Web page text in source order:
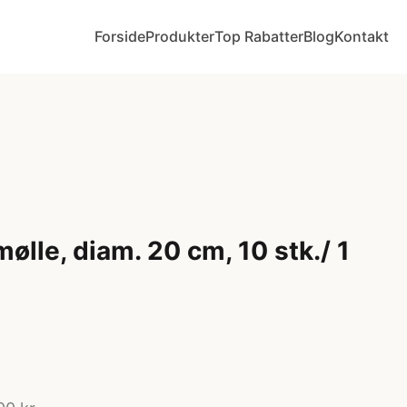
ForsideProdukterTop RabatterBlogKontakt
diam. 20 cm, 10 stk./ 1